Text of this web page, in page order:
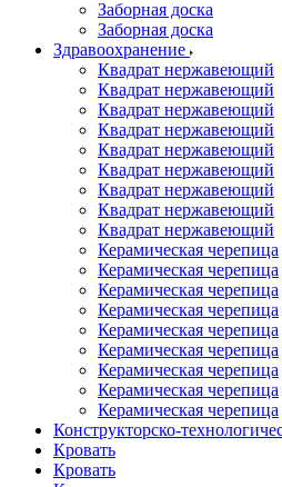
Заборная доска
Заборная доска
Здравоохранение
Квадрат нержавеющий
Квадрат нержавеющий
Квадрат нержавеющий
Квадрат нержавеющий
Квадрат нержавеющий
Квадрат нержавеющий
Квадрат нержавеющий
Квадрат нержавеющий
Квадрат нержавеющий
Керамическая черепица
Керамическая черепица
Керамическая черепица
Керамическая черепица
Керамическая черепица
Керамическая черепица
Керамическая черепица
Керамическая черепица
Керамическая черепица
Конструкторско-
Кровать
Кровать